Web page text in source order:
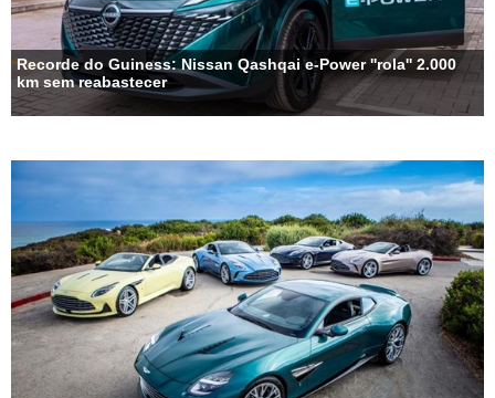
Recorde do Guiness: Nissan Qashqai e-Power ''rola'' 2.000
km sem reabastecer